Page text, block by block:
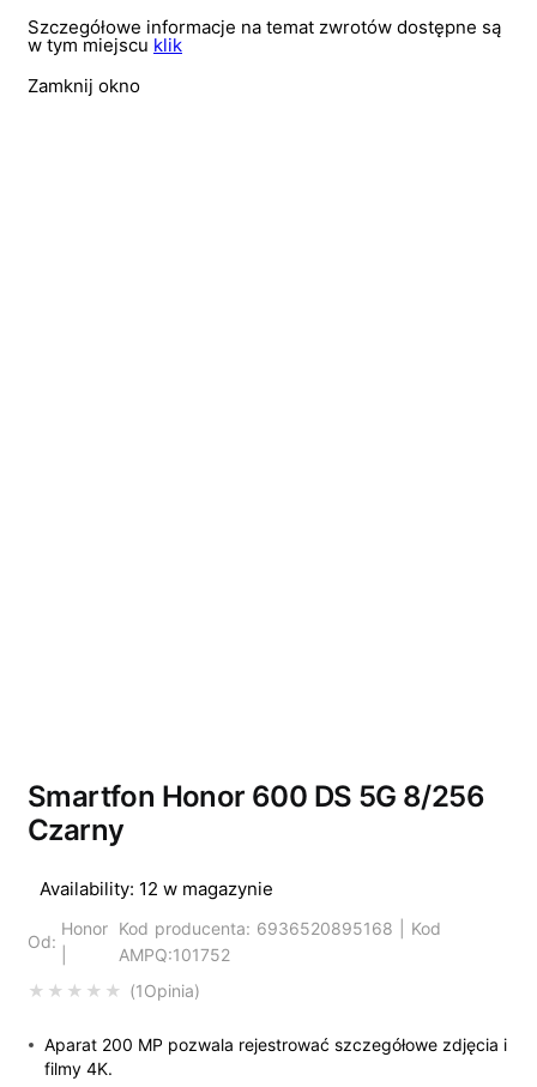
Szczegółowe informacje na temat zwrotów dostępne są
w tym miejscu klik
Zamknij okno
Smartfon Honor 600 DS 5G 8/256
Czarny
1Opinia
Availability: 12 w magazynie
Od:
Honor Kod producenta: 6936520895168 | Kod
AMPQ:101752
Aparat 200 MP pozwala rejestrować szczegółowe zdjęcia i
filmy 4K.